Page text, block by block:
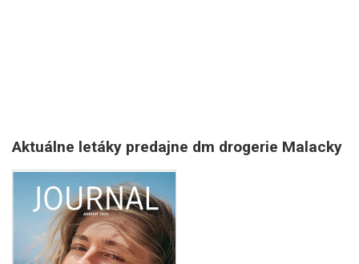
Aktuálne letáky predajne dm drogerie Malacky